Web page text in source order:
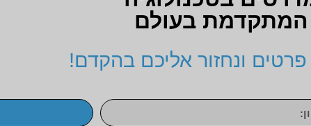
המתקדמת בעולם
ונחזור אליכם בהקדם!